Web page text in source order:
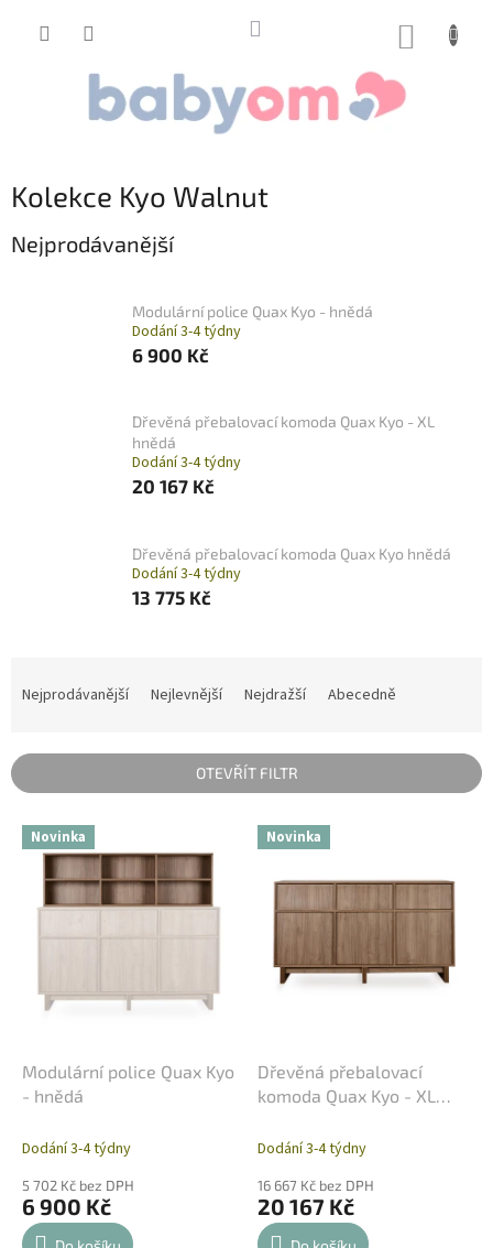
Kolekce Kyo Walnut
Nejprodávanější
Modulární police Quax Kyo - hnědá
Dodání 3-4 týdny
6 900 Kč
Dřevěná přebalovací komoda Quax Kyo - XL
hnědá
Dodání 3-4 týdny
20 167 Kč
Dřevěná přebalovací komoda Quax Kyo hnědá
Dodání 3-4 týdny
13 775 Kč
n
í
Nejprodávanější Nejlevnější Nejdražší Abecedně
OTEVŘÍT FILTR
V Novinka
Modulární police Quax Kyo
- hnědá
Dodání 3-4 týdny
5 702 Kč bez DPH
6 900 Kč
Novinka
Dřevěná přebalovací
komoda Quax Kyo - XL
Dodání 3-4 týdny
16 667 Kč bez DPH
20 167 Kč